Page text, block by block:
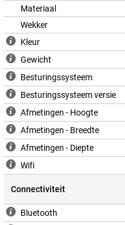
Materiaal
Wekker
Kleur
Gewicht
Besturingssysteem
Besturingssysteem versie
Afmetingen - Hoogte
Afmetingen - Breedte
Afmetingen - Diepte
Wifi
Connectiviteit
Bluetooth